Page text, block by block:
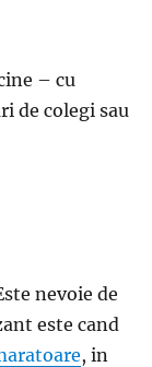
– cu
de colegi sau
nevoie de
este cand
, in